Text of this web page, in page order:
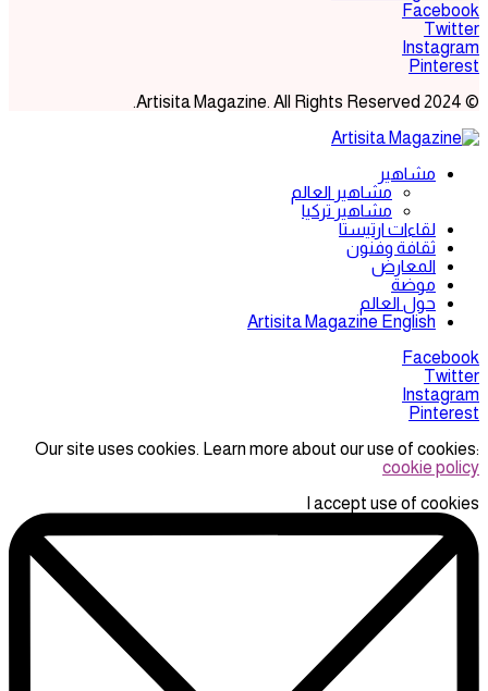
Facebook
Twitter
Instagram
Pinterest
© 2024 Artisita Magazine. All Rights Reserved.
مشاهير
مشاهير العالم
مشاهير تركيا
لقاءات ارتيستا
ثقافة وفنون
المعارض
موضة
حول العالم
Artisita Magazine English
Facebook
Twitter
Instagram
Pinterest
Our site uses cookies. Learn more about our use of cookies:
cookie policy
I accept use of cookies